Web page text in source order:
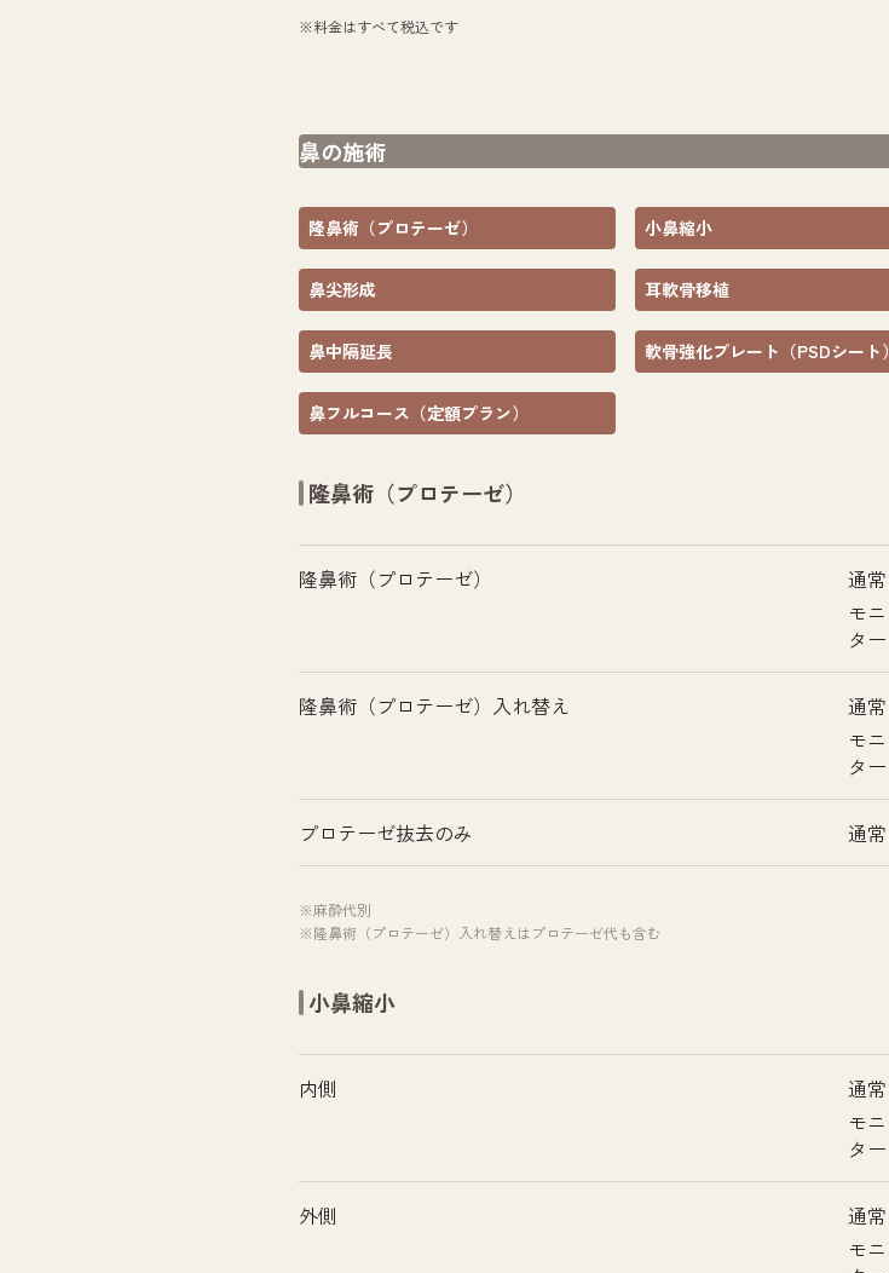
※料金はすべて税込です
鼻の施術
隆鼻術（プロテーゼ） 小鼻縮小
鼻尖形成 耳軟骨移植
鼻中隔延長 軟骨強化プレート（PSDシート）
鼻フルコース（定額プラン）
隆鼻術（プロテーゼ）
隆鼻術（プロテーゼ） 通常
モニ
ター
隆鼻術（プロテーゼ）入れ替え 通常
モニ
ター
プロテーゼ抜去のみ 通常
※麻酔代別
※隆鼻術（プロテーゼ）入れ替えはプロテーゼ代も含む
小鼻縮小
内側 通常
モニ
ター
外側 通常
モニ